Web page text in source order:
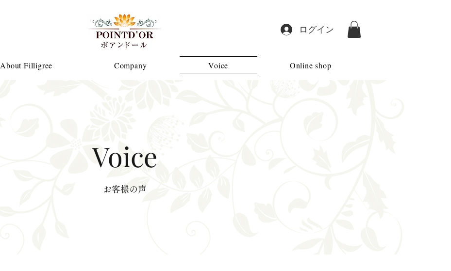
ログイン
About Filligree Company Voice Online shop
Voice
お客様の声